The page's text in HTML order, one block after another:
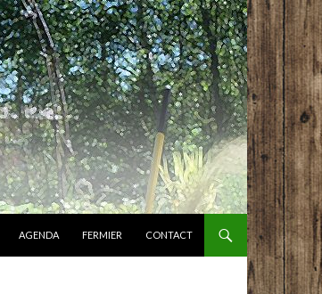
AGENDA FERMIER CONTACT